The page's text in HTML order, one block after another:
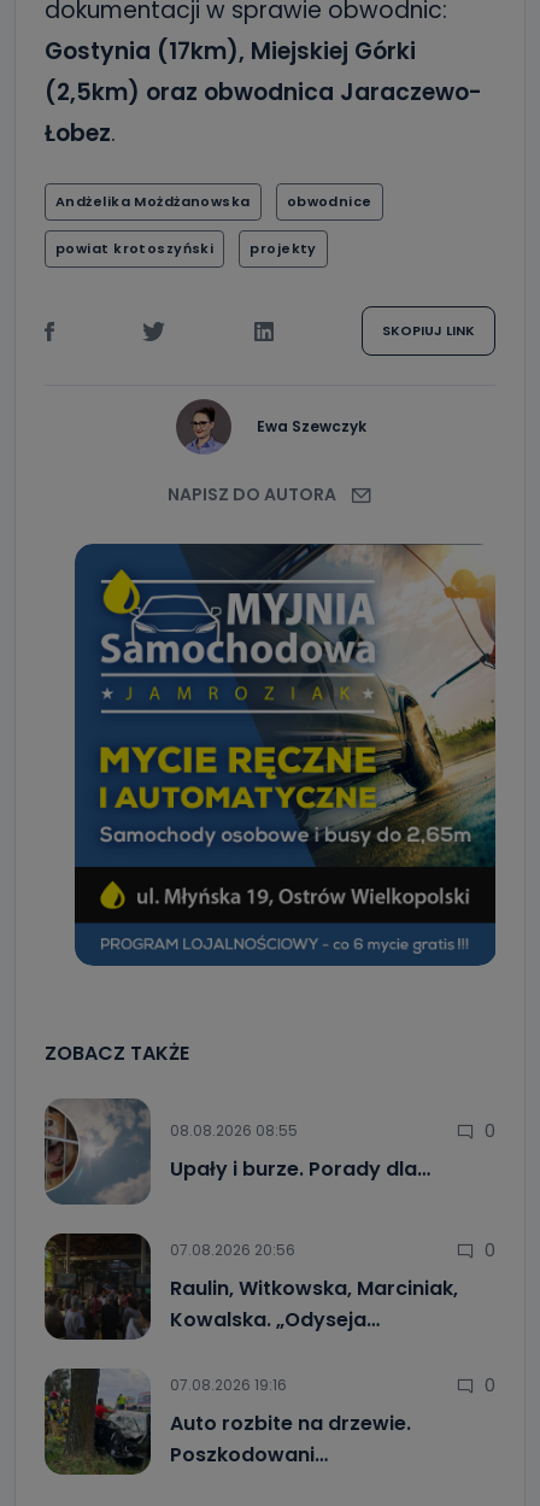
dokumentacji w sprawie obwodnic:
Gostynia (17km), Miejskiej Górki
(2,5km) oraz obwodnica Jaraczewo-
Łobez.
Andżelika Możdżanowska obwodnice
powiat krotoszyński projekty
SKOPIUJ LINK
Ewa Szewczyk
NAPISZ DO AUTORA
ZOBACZ TAKŻE
08.08.2026 08:55 0
Upały i burze. Porady dla…
07.08.2026 20:56 0
Raulin, Witkowska, Marciniak,
Kowalska. „Odyseja…
07.08.2026 19:16 0
Auto rozbite na drzewie.
Poszkodowani…